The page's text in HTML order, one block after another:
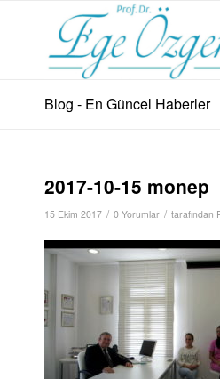
Blog - En Güncel Haberler
2017-10-15 monep
15 Ekim 2017 / 0 Yorumlar / tarafından